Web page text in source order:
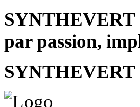
SYNTHEVERT
par passion,
SYNTHEVERT